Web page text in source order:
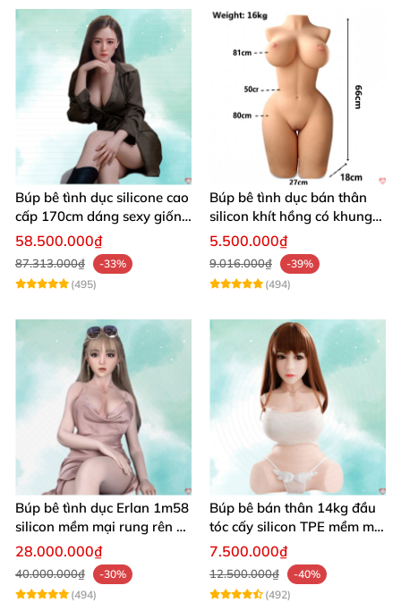
có thể xảy ravới khách hàngcủa mình
, luôn
mong rằng khi khách hàng tìm đếncác mẫu
búp bêcủa Chúng tôi đều cảm thấy thỏa
mãn
với sự lựa chọncủa mình
Búp bê tình dục silicone cao
cấp 170cm dáng sexy giống
thật
58.500.000₫
87.313.000₫
-33%
(495)
Búp bê tình dục bán thân
silicon khít hồng có khung
16kg
5.500.000₫
9.016.000₫
-39%
(494)
Búp bê tình dục Erlan 1m58
silicon mềm mại rung rên co
bóp hấp dẫn
28.000.000₫
40.000.000₫
-30%
(494)
Búp bê bán thân 14kg đầu
tóc cấy silicon TPE mềm mịn
tự nhiên
7.500.000₫
12.500.000₫
-40%
(492)